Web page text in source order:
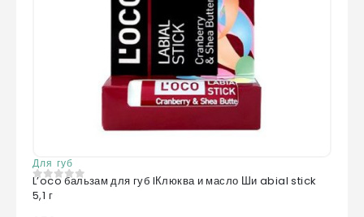
Для губ
0 из 5
L’oco бальзам для губ lКлюква и масло Ши abial stick
5,1 г